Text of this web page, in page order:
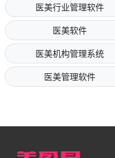
医美行业管理软件
医美软件
医美机构管理系统
医美管理软件